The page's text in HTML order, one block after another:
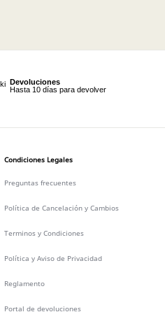
Devoluciones
Hasta 10 días para devolver
Condiciones Legales
Preguntas frecuentes
Política de Cancelación y Cambios
Terminos y Condiciones
Política y Aviso de Privacidad
Reglamento
Portal de devoluciones